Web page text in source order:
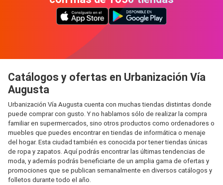
Catálogos y ofertas en Urbanización Vía
Augusta
Urbanización Vía Augusta cuenta con muchas tiendas distintas donde
puede comprar con gusto. Y no hablamos sólo de realizar la compra
familiar en supermercados, sino otros productos como ordenadores o
muebles que puedes encontrar en tiendas de informática o menaje
del hogar. Esta ciudad también es conocida por tener tiendas únicas
de ropa y zapatos. Aquí podrás encontrar las últimas tendencias de
moda, y además podrás beneficiarte de un amplia gama de ofertas y
promociones que se publican semanalmente en diversos catálogos y
folletos durante todo el año.